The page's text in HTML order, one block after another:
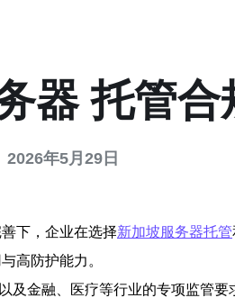
器 托管
2026年5月29日
下，企业在选择新加坡服务器托管
高防护能力。
金融、医疗等行业的专项监管